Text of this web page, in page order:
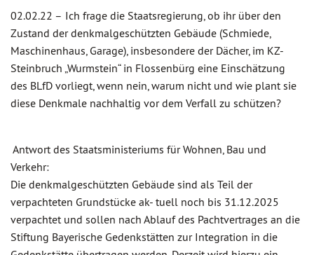
02.02.22 – Ich frage die Staatsregierung, ob ihr über den
Zustand der denkmalgeschützten Gebäude (Schmiede,
Maschinenhaus, Garage), insbesondere der Dächer, im KZ-
Steinbruch „Wurmstein“ in Flossenbürg eine Einschätzung
des BLfD vorliegt, wenn nein, warum nicht und wie plant sie
diese Denkmale nachhaltig vor dem Verfall zu schützen?
Antwort des Staatsministeriums für Wohnen, Bau und
Verkehr:
Die denkmalgeschützten Gebäude sind als Teil der
verpachteten Grundstücke ak- tuell noch bis 31.12.2025
verpachtet und sollen nach Ablauf des Pachtvertrages an die
Stiftung Bayerische Gedenkstätten zur Integration in die